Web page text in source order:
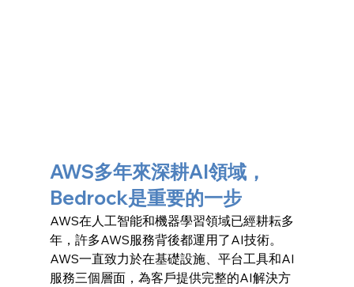
AWS多年來深耕AI領域，
Bedrock是重要的一步
AWS在人工智能和機器學習領域已經耕耘多
年，許多AWS服務背後都運用了AI技術。
AWS一直致力於在基礎設施、平台工具和AI
服務三個層面，為客戶提供完整的AI解決方